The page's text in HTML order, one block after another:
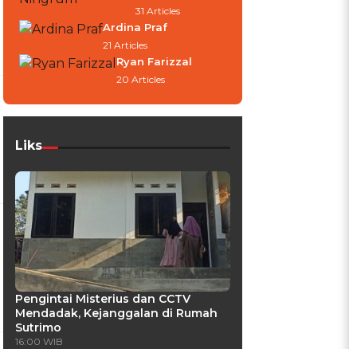
31 Articles
Ardina Praf
21 Articles
Ryan Farizzal
20 Articles
Liks
Pengintai Misterius dan CCTV
Mendadak, Kejanggalan di Rumah
Sutrimo
16:00 WIB